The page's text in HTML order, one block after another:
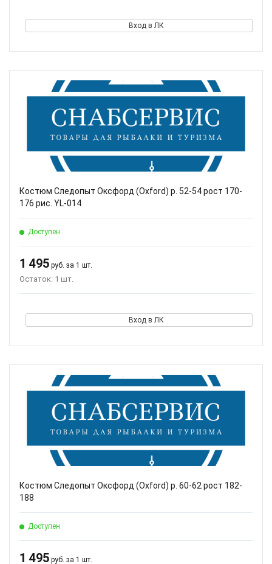
Вход в ЛК
Костюм Следопыт Оксфорд (Oxford) р. 52-54 рост 170-
176 рис. YL-014
Доступен
1 495 руб. за 1 шт.
Остаток: 1 шт.
Вход в ЛК
Костюм Следопыт Оксфорд (Oxford) р. 60-62 рост 182-
188
Доступен
1 495 руб. за 1 шт.